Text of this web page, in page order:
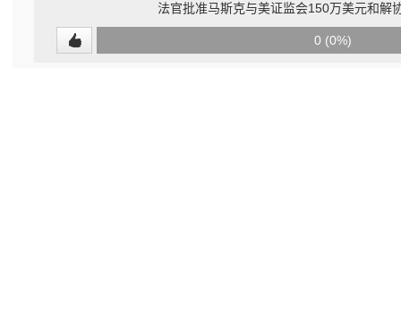
法官批准马斯克与美证监会150万美元和解
0 (0%)